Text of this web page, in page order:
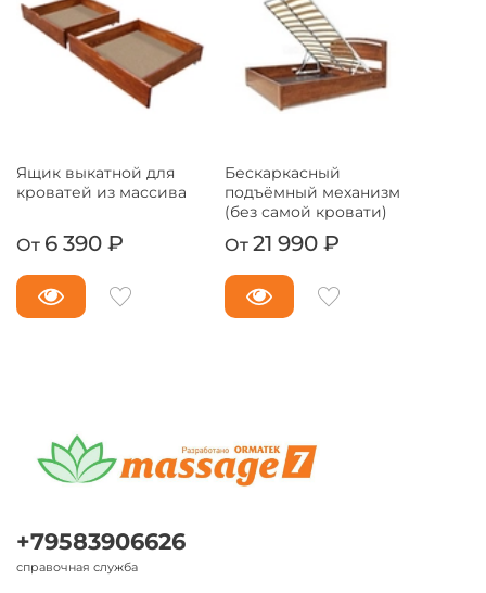
Ящик выкатной для
кроватей из массива
От 6 390 ₽
Бескаркасный
подъёмный механизм
(без самой кровати)
От 21 990 ₽
+79583906626
справочная служба